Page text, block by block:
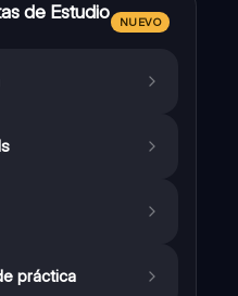
mediante el fraude electoral.
eficiencia del Estado,
de Estudio
NUEVO
práctica